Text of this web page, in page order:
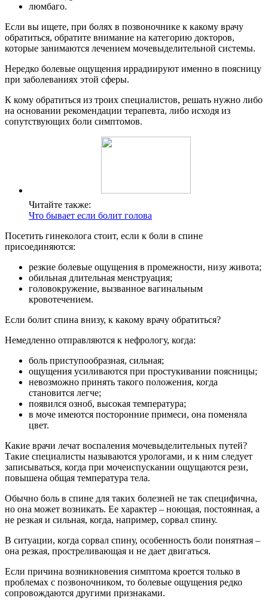
люмбаго.
Если вы ищете, при болях в позвоночнике к какому врачу
обратиться, обратите внимание на категорию докторов,
которые занимаются лечением мочевыделительной системы.
Нередко болевые ощущения иррадиируют именно в поясницу
при заболеваниях этой сферы.
К кому обратиться из троих специалистов, решать нужно либо
на основании рекомендации терапевта, либо исходя из
сопутствующих боли симптомов.
Читайте также:
Что бывает если болит голова
Посетить гинеколога стоит, если к боли в спине
присоединяются:
резкие болевые ощущения в промежности, низу живота;
обильная длительная менструация;
головокружение, вызванное вагинальным
кровотечением.
Если болит спина внизу, к какому врачу обратиться?
Немедленно отправляются к нефрологу, когда:
боль приступообразная, сильная;
ощущения усиливаются при простукивании поясницы;
невозможно принять такого положения, когда
становится легче;
появился озноб, высокая температура;
в моче имеются посторонние примеси, она поменяла
цвет.
Какие врачи лечат воспаления мочевыделительных путей?
Такие специалисты называются урологами, и к ним следует
записываться, когда при мочеиспускании ощущаются рези,
повышена общая температура тела.
Обычно боль в спине для таких болезней не так специфична,
но она может возникать. Ее характер – ноющая, постоянная, а
не резкая и сильная, когда, например, сорвал спину.
В ситуации, когда сорвал спину, особенность боли понятная –
она резкая, простреливающая и не дает двигаться.
Если причина возникновения симптома кроется только в
проблемах с позвоночником, то болевые ощущения редко
сопровождаются другими признаками.